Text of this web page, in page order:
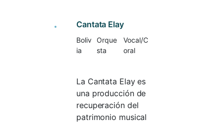
Cantata Elay
Boliv
ia
Orque
sta
Vocal/C
oral
La Cantata Elay es
una producción de
recuperación del
patrimonio musical